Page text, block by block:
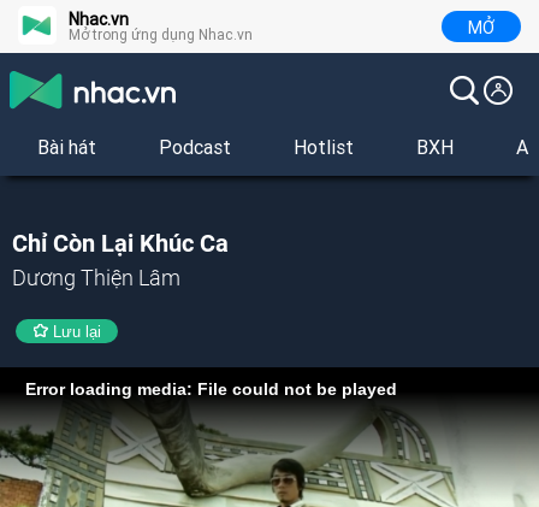
Nhac.vn
Mở trong ứng dụng Nhac.vn MỞ
Bài hát Podcast Hotlist BXH
Chỉ Còn Lại Khúc Ca
Dương Thiện Lâm
Lưu lại
Error loading media: File could not be played